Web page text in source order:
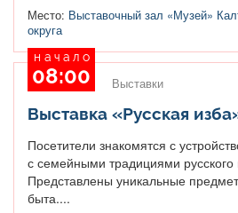
Место: Выставочный зал «Музей»
округа
начало
08:00 Выставки
Выставка «Русская
Посетители знакомятся с
с семейными традициями русского
Представлены уникальные
быта....